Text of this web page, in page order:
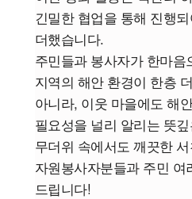
긴밀한 협업을 통해 진행
더했습니다.
주민들과 봉사자가 한마음
지역의 해안 환경이 한층
아니라, 이웃 마을에도 해
필요성을 널리 알리는 뜻
무더위 속에서도 깨끗한
자원봉사자분들과 주민
드립니다!